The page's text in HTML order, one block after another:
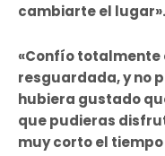
cambiarte el lugar».
«Confío totalmente
resguardada, y no
hubiera gustado
que pudieras
muy corto el